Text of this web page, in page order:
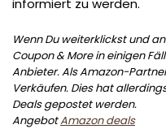
informiert zu werden.
Wenn Du weiterklickst und
Coupon & More in einigen
Anbieter. Als Amazon-
Verkäufen. Dies hat
Deals gepostet werden.
AngebotAmazon deals